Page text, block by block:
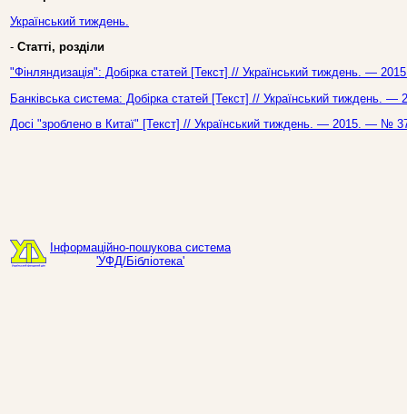
Український тиждень.
- Статті, розділи
"Фінляндизація": Добірка статей [Текст] // Український тиждень. —
Банківська система: Добірка статей [Текст] // Український
Досі "зроблено в Китаї" [Текст] // Український тиждень. — 2015. — №
Інформаційно-пошукова система
'УФД/Бібліотека'